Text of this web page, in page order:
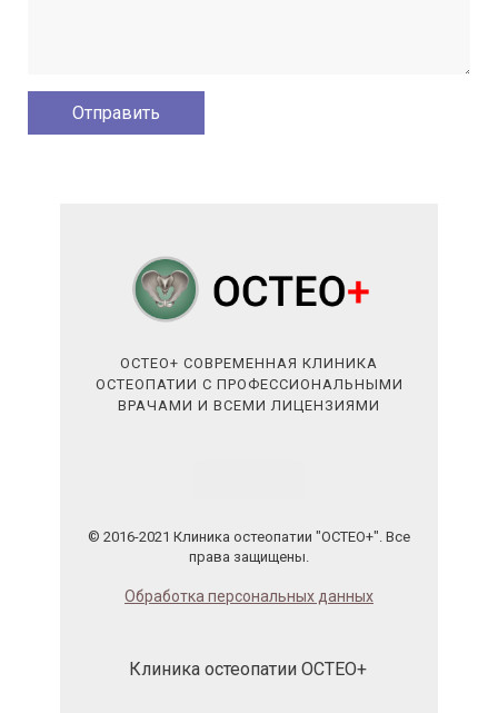
ОСТЕО+ СОВРЕМЕННАЯ КЛИНИКА
ОСТЕОПАТИИ С ПРОФЕССИОНАЛЬНЫМИ
ВРАЧАМИ И ВСЕМИ ЛИЦЕНЗИЯМИ
© 2016-2021 Клиника остеопатии "ОСТЕО+". Все
права защищены.
Обработка персональных данных
Клиника остеопатии ОСТЕО+